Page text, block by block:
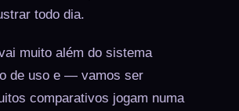
todo dia.
muito além do sistema
de uso e — vamos ser
comparativos jogam numa